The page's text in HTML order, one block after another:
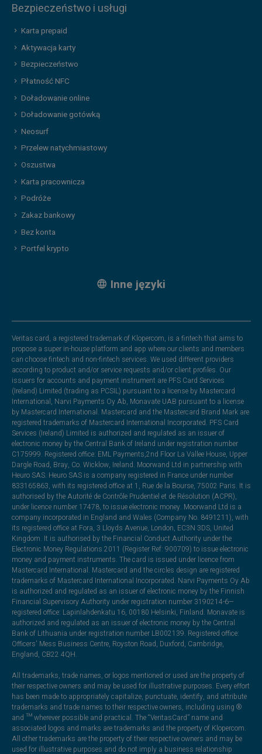
Bezpieczeństwo i usługi
Karta prepaid
Aktywacja karty
Bezpieczeństwo
Płatność NFC
Doładowanie online
Doładowanie gotówką
Neosurf
Przelew natychmiastowy
Oszustwa
Karta pracownicza
Podróże
Zakaz bankowy
Bez konta
Portfel krypto
Inne języki
Veritas card, a registered trademark of Klopercom, is a fintech that aims to
propose a super in-house platform and app where our clients and members
can choose fintech and non-fintech services. We used different providers
according to product and/or service requests and/or client profiles. Our
issuers for accounts and payment instrument are PFS Card Services
(Ireland) Limited (trading as PCSIL) pursuant to a license by Mastercard
International, Narvi Payments Oy Ab, Monavate UAB pursuant to a license
by Mastercard International. Mastercard and the Mastercard Brand Mark are
registered trademarks of Mastercard International Incorporated. PFS Card
Services (Ireland) Limited is authorized and regulated as an issuer of
electronic money by the Central Bank of Ireland under registration number
C175999. Registered office: EML Payments,2nd Floor La Vallee House, Upper
Dargle Road, Bray, Co. Wicklow, Ireland. Moorwand Ltd in partnership with
Heuro SAS. Heuro SAS is a company registered in France under number
833165863, with its registered office at 1, Rue de la Bourse, 75002 Paris. It is
authorised by the Autorité de Contrôle Prudentiel et de Résolution (ACPR),
under licence number 17478, to issue electronic money. Moorwand Ltd is a
company incorporated in England and Wales (Company No. 8491211), with
its registered office at Fora, 3 Lloyds Avenue, London, EC3N 3DS, United
Kingdom. It is authorised by the Financial Conduct Authority under the
Electronic Money Regulations 2011 (Register Ref: 900709) to issue electronic
money and payment instruments. The card is issued under licence from
Mastercard International. Mastercard and the circles design are registered
trademarks of Mastercard International Incorporated. Narvi Payments Oy Ab
is authorized and regulated as an issuer of electronic money by the Finnish
Financial Supervisory Authority under registration number 3190214-6—
registered office: Lapinlahdenkatu 16, 00180 Helsinki, Finland. Monavate is
authorized and regulated as an issuer of electronic money by the Central
Bank of Lithuania under registration number LB002139. Registered office:
Officers' Mess Business Centre, Royston Road, Duxford, Cambridge,
England, CB22 4QH.
All trademarks, trade names, or logos mentioned or used are the property of
their respective owners and may be used for illustrative purposes. Every effort
has been made to appropriately capitalize, punctuate, identify, and attribute
trademarks and trade names to their respective owners, including using ®
and ™ wherever possible and practical. The “VeritasCard” name and
associated logos and marks are trademarks and the property of Klopercom.
All other trademarks are the property of their respective owners and may be
used for illustrative purposes and do not imply a business relationship